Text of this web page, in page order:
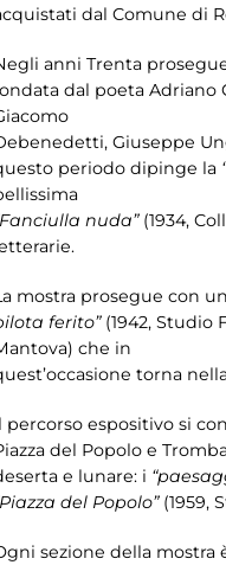
dal Comune di
anni Trenta
dal poeta Adriano
Giuseppe
periodo dipinge la
nuda”(1934,
mostra prosegue con
ferito”(1942, Studio
che in
torna
percorso espositivo si
del Popolo e
e lunare: i
del Popolo”(1959,
sezione della